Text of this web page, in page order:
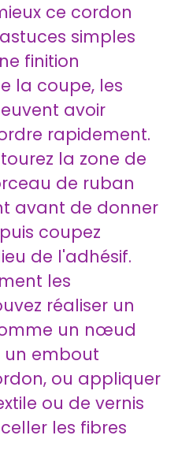
ce cordon
simples
finition
la coupe, les
avoir
rapidement.
la zone de
de ruban
avant de donner
coupez
de l'adhésif.
les
réaliser un
un nœud
un embout
ou appliquer
ou de vernis
les fibres